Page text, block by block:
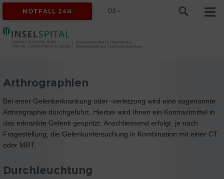
NOTFALL 24H DE
Arthrographien
Bei einer Gelenkerkrankung oder -verletzung wird eine sogenannte
Arthrographie durchgeführt. Hierbei wird Ihnen ein Kontrastmittel in
das erkrankte Gelenk gespritzt. Anschliessend erfolgt, je nach
Fragestellung, die Gelenkuntersuchung in Kombination mit einer CT
oder MRT.
Durchleuchtung